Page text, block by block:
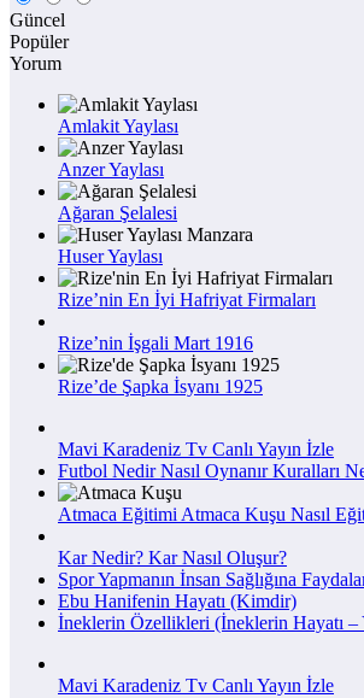
Güncel
Popüler
Yorum
Amlakit Yaylası
Anzer Yaylası
Ağaran Şelalesi
Huser Yaylası
Rize’nin En İyi Hafriyat Firmaları
Rize’nin İşgali Mart 1916
Rize’de Şapka İsyanı 1925
Mavi Karadeniz Tv Canlı Yayın İzle
Futbol Nedir Nasıl Oynanır Kuralları
Atmaca Eğitimi Atmaca Kuşu Nasıl
Kar Nedir? Kar Nasıl Oluşur?
Spor Yapmanın İnsan Sağlığına
Ebu Hanifenin Hayatı (Kimdir)
İneklerin Özellikleri (İneklerin Hayatı –
Mavi Karadeniz Tv Canlı Yayın İzle